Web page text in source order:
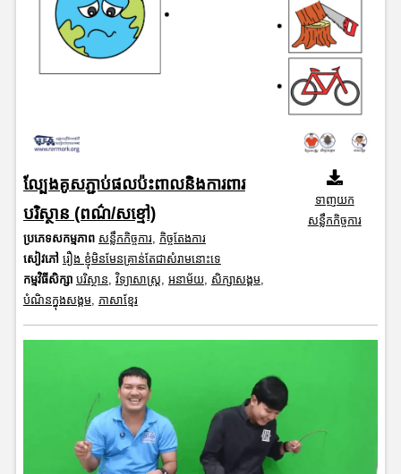
ល្បែងគូសភ្ជាប់ផលប៉ះពាលនិងការពារ
បរិស្ថាន (ពណ៌/សខ្មៅ)
ប្រភេទសកម្មភាព សន្លឹកកិច្ចការ, កិច្ចតែងការ
សៀវភៅ រឿង ខ្ញុំមិនមែនគ្រាន់តែជាសំរាមនោះទេ
កម្មវិធីសិក្សា បរិស្ថាន, វិទ្យាសាស្រ្ត, អនាម័យ, សិក្សាសង្គម,
បំណិនក្នុងសង្គម, ភាសាខ្មែរ
ទាញយក
សន្លឹកកិច្ចការ